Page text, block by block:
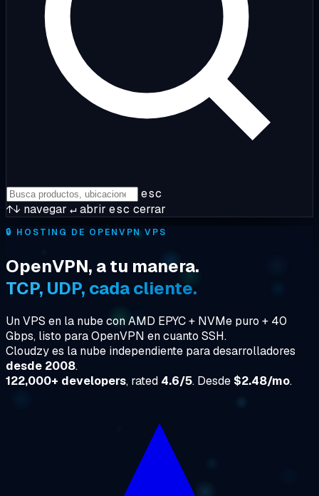
esc
↑↓ navegar ↵abrir esc cerrar
🔒 HOSTING DE OPENVPN VPS
OpenVPN, a tu manera.
TCP, UDP, cada cliente.
Un VPS en la nube con AMD EPYC + NVMe puro + 40
Gbps, listo para OpenVPN en cuanto SSH.
Cloudzy es la nube independiente para desarrolladores
desde 2008.
122,000+ developers, rated 4.6/5. Desde $2.48/mo.